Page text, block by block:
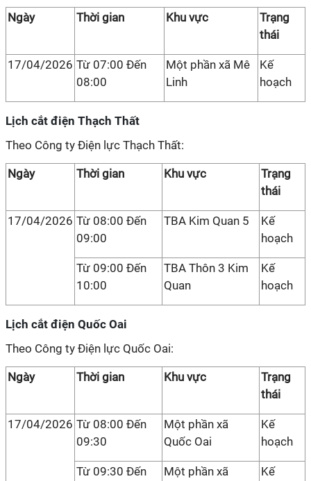
Ngày Thời gian Khu vực
Trạng
thái
17/04/2026 Từ 07:00 Đến
08:00
Một phần xã Mê
Linh
Kế
hoạch
Lịch cắt điện Thạch Thất
Theo Công ty Điện lực Thạch Thất:
Ngày Thời gian Khu vực
Trạng
thái
17/04/2026 Từ 08:00 Đến
09:00
TBA Kim Quan 5
Kế
hoạch
Từ 09:00 Đến
10:00
TBA Thôn 3 Kim
Quan
Kế
hoạch
Lịch cắt điện Quốc Oai
Theo Công ty Điện lực Quốc Oai:
Ngày Thời gian Khu vực
Trạng
thái
17/04/2026 Từ 08:00 Đến
09:30
Một phần xã
Quốc Oai
Kế
hoạch
Từ 09:30 Đến
Một phần xã
Kế